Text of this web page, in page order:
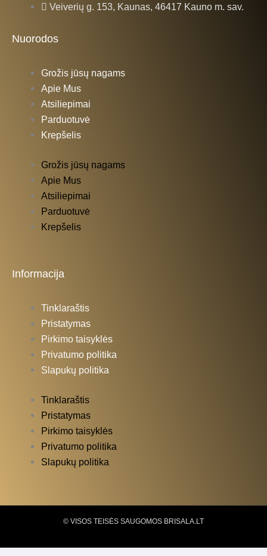
Veiverių g. 153, Kaunas, 46417 Kauno m. sav.
Nuorodos
Grožis jūsų nagams
Apie Mus
Atsiliepimai
Parduotuvė
Krepšelis
Grožis jūsų nagams
Apie Mus
Atsiliepimai
Parduotuvė
Krepšelis
Informacija
Tinklaraštis
Pristatymas
Pirkimo taisyklės
Privatumo politika
Slapukų politika
Tinklaraštis
Pristatymas
Pirkimo taisyklės
Privatumo politika
Slapukų politika
© VISOS TEISĖS SAUGOMOS BRISALA.LT